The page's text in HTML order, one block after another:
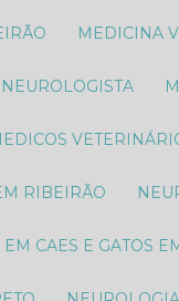
NEUROLOGISTA
MEDICOS
RIBEIRÃO
EM CAES E GATOS